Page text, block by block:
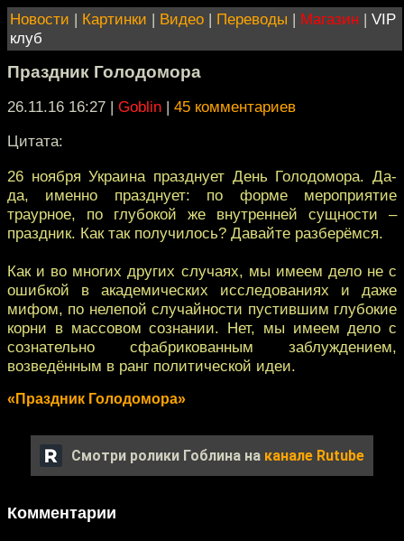
Новости | Картинки | Видео | Переводы | Магазин | VIP
клуб
Праздник Голодомора
26.11.16 16:27 | Goblin | 45 комментариев
Цитата:
26 ноября Украина празднует День Голодомора. Да-
да, именно празднует: по форме мероприятие
траурное, по глубокой же внутренней сущности –
праздник. Как так получилось? Давайте разберёмся.
Как и во многих других случаях, мы имеем дело не с
ошибкой в академических исследованиях и даже
мифом, по нелепой случайности пустившим глубокие
корни в массовом сознании. Нет, мы имеем дело с
сознательно сфабрикованным заблуждением,
возведённым в ранг политической идеи.
«Праздник Голодомора»
Смотри ролики Гоблина на канале Rutube
Комментарии